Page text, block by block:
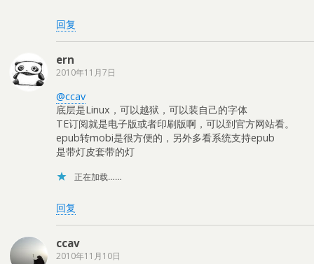
回复
ern
2010年11月7日
@ccav
底层是Linux，可以越狱，可以装自己的字体
TE订阅就是电子版或者印刷版啊，可以到官方网站看。
epub转mobi是很方便的，另外多看系统支持epub
是带灯皮套带的灯
正在加载……
回复
ccav
2010年11月10日